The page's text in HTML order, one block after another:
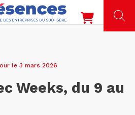
le 3 mars 2026
Weeks, du 9 au